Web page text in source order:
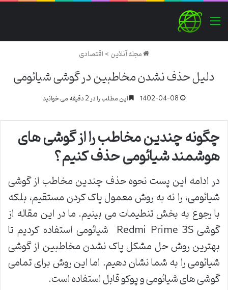
منو
مجله آنلاین>اقتصادی
دلیل حذف نشدن مخاطبین در گوشی شیائومی
1402-04-08 این مطلب را در 2 دقیقه می خوانید
چگونه چندین مخاطب را از گوشی های
هوشمند شیائومی حذف کنیم؟
در ادامه این پست نحوه حذف چندین مخاطب از گوشی
شیائومی، را نه به روش معمول پاک کردن مستقیم، بلکه
با رجوع به بخش تنطیمات می بینیم. ما در این مقاله از
گوشی Redmi Prime 3S شیائومی استفاده کردیم تا
بهترین روش حل مشکل پاک نشدن مخاطبین از گوشی
شیائومی را به شما نشان دهیم. اما این روش برای تمامی
گوشی های شیائومی و پوکو قابل استفاده است.